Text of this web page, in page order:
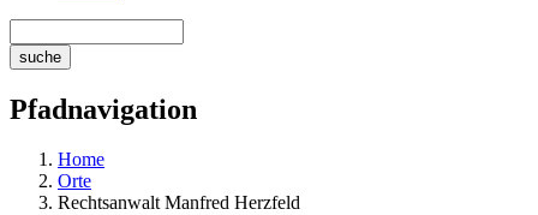
Pfadnavigation
Home
Orte
Rechtsanwalt Manfred Herzfeld